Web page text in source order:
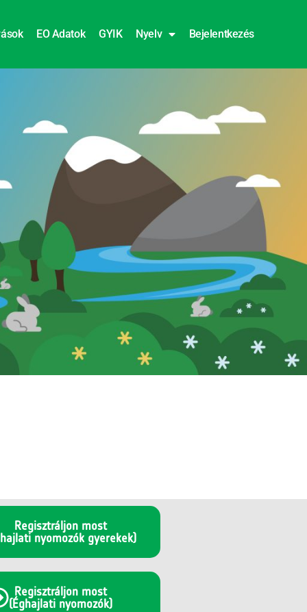
EO Adatok GYIK Nyelv Bejelentkezés
Regisztráljon most
nyomozók gyerekek)
Regisztráljon most
(Éghajlati nyomozók)